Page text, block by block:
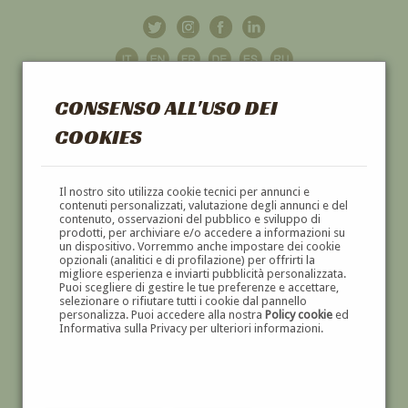
CONSENSO ALL'USO DEI
COOKIES
Il nostro sito utilizza cookie tecnici per annunci e
contenuti personalizzati, valutazione degli annunci e del
contenuto, osservazioni del pubblico e sviluppo di
prodotti, per archiviare e/o accedere a informazioni su
un dispositivo. Vorremmo anche impostare dei cookie
opzionali (analitici e di profilazione) per offrirti la
migliore esperienza e inviarti pubblicità personalizzata.
Puoi scegliere di gestire le tue preferenze e accettare,
selezionare o rifiutare tutti i cookie dal pannello
personalizza. Puoi accedere alla nostra Policy cookieed
Informativa sulla Privacy per ulteriori informazioni.
GALLERIAD'ARTE
DIPINTI E SCULTURE '800 E '900